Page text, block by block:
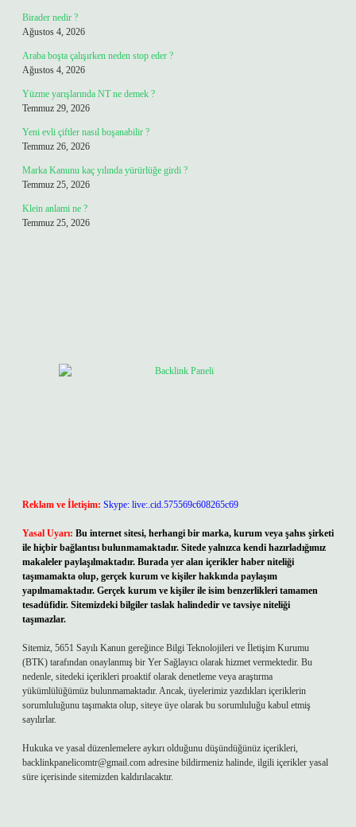
Birader nedir ?
Ağustos 4, 2026
Araba boşta çalışırken neden stop eder ?
Ağustos 4, 2026
Yüzme yarışlarında NT ne demek ?
Temmuz 29, 2026
Yeni evli çiftler nasıl boşanabilir ?
Temmuz 26, 2026
Marka Kanunu kaç yılında yürürlüğe girdi ?
Temmuz 25, 2026
Klein anlami ne ?
Temmuz 25, 2026
Reklam ve İletişim: Skype: live:.cid.575569c608265c69
Yasal Uyarı: Bu internet sitesi, herhangi bir marka, kurum veya şahıs şirketi
ile hiçbir bağlantısı bulunmamaktadır. Sitede yalnızca kendi hazırladığımız
makaleler paylaşılmaktadır. Burada yer alan içerikler haber niteliği
taşımamakta olup, gerçek kurum ve kişiler hakkında paylaşım
yapılmamaktadır. Gerçek kurum ve kişiler ile isim benzerlikleri tamamen
tesadüfidir. Sitemizdeki bilgiler taslak halindedir ve tavsiye niteliği
taşımazlar.
Sitemiz, 5651 Sayılı Kanun gereğince Bilgi Teknolojileri ve İletişim Kurumu
(BTK) tarafından onaylanmış bir Yer Sağlayıcı olarak hizmet vermektedir. Bu
nedenle, sitedeki içerikleri proaktif olarak denetleme veya araştırma
yükümlülüğümüz bulunmamaktadır. Ancak, üyelerimiz yazdıkları içeriklerin
sorumluluğunu taşımakta olup, siteye üye olarak bu sorumluluğu kabul etmiş
sayılırlar.
Hukuka ve yasal düzenlemelere aykırı olduğunu düşündüğünüz içerikleri,
backlinkpanelicomtr@gmail.com adresine bildirmeniz halinde, ilgili içerikler yasal
süre içerisinde sitemizden kaldırılacaktır.